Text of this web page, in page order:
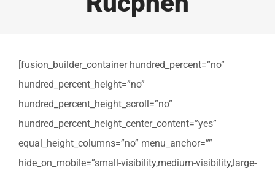
[fusion_builder_container hundred_percent=”no”
hundred_percent_height=”no”
hundred_percent_height_scroll=”no”
hundred_percent_height_center_content=”yes”
equal_height_columns=”no” menu_anchor=””
hide_on_mobile=”small-visibility,medium-visibility,large-